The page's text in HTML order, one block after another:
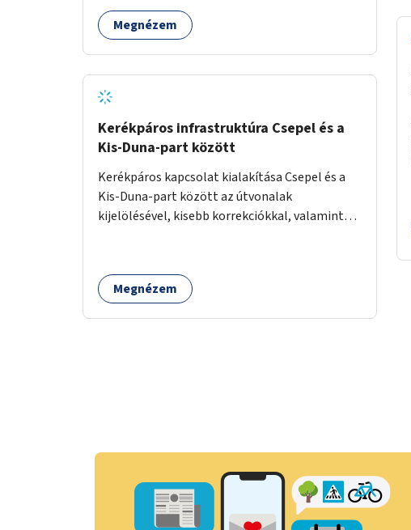
Megnézem
Kerékpáros infrastruktúra Csepel és a
Kis-Duna-part között
Kerékpáros kapcsolat kialakítása Csepel és a
Kis-Duna-part között az útvonalak
kijelölésével, kisebb korrekciókkal, valamint
Megnézem